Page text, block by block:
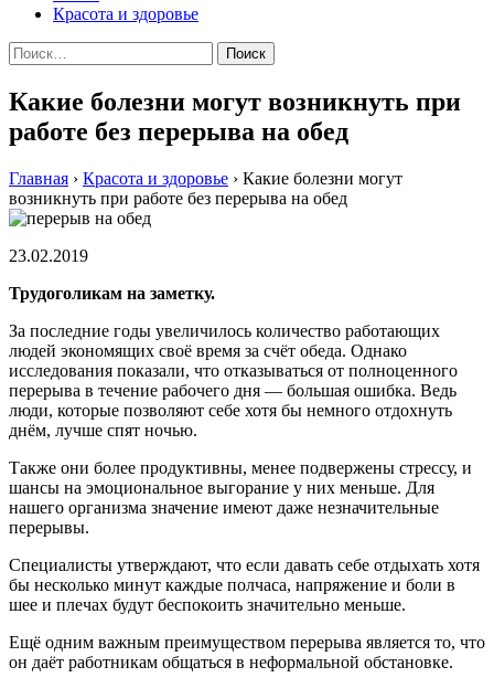
Красота и здоровье
Найти:
Какие болезни могут возникнуть при
работе без перерыва на обед
Главная › Красота и здоровье › Какие болезни могут
возникнуть при работе без перерыва на обед
23.02.2019
Трудоголикам на заметку.
За последние годы увеличилось количество работающих
людей экономящих своё время за счёт обеда. Однако
исследования показали, что отказываться от полноценного
перерыва в течение рабочего дня — большая ошибка. Ведь
люди, которые позволяют себе хотя бы немного отдохнуть
днём, лучше спят ночью.
Также они более продуктивны, менее подвержены стрессу, и
шансы на эмоциональное выгорание у них меньше. Для
нашего организма значение имеют даже незначительные
перерывы.
Специалисты утверждают, что если давать себе отдыхать хотя
бы несколько минут каждые полчаса, напряжение и боли в
шее и плечах будут беспокоить значительно меньше.
Ещё одним важным преимуществом перерыва является то, что
он даёт работникам общаться в неформальной обстановке.